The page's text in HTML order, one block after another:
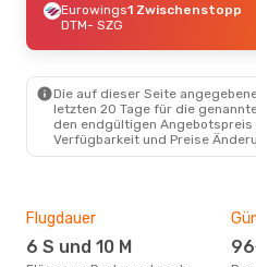
Wizz Air2 Zwischenstopps
DTM- SZG
SZG- DTM
Di., 25. Aug.- Do., 27. Aug.
Wizz Air2 Zwischenstopps
- SZG
Eurowings1 Zwischenstopp
DTM- SZG
Die auf dieser Seite
letzten 20 Tage für die
den endgültigen
Verfügbarkeit und Preise
Flugdauer
6 S und 10 M